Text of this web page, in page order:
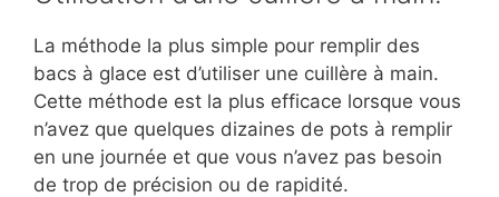
La méthode la plus simple pour remplir des
bacs à glace est d’utiliser une cuillère à main.
Cette méthode est la plus efficace lorsque vous
n’avez que quelques dizaines de pots à remplir
en une journée et que vous n’avez pas besoin
de trop de précision ou de rapidité.